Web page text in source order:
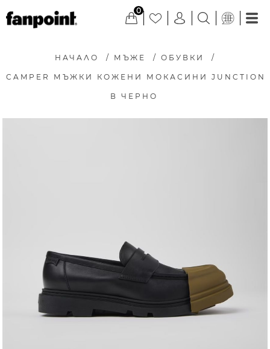
0
НАЧАЛО / МЪЖЕ / ОБУВКИ /
CAMPER МЪЖКИ КОЖЕНИ МОКАСИНИ JUNCTION
В ЧЕРНО